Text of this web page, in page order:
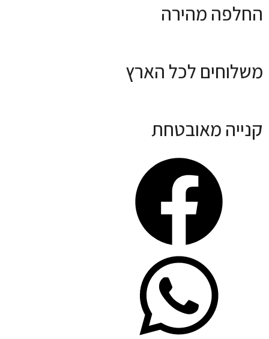
החלפה מהירה
משלוחים לכל הארץ
קנייה מאובטחת